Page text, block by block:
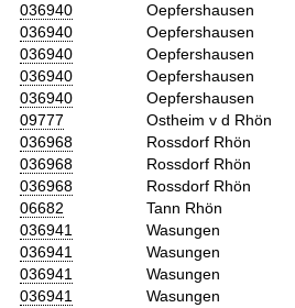
036940
Oepfershausen
036940
Oepfershausen
036940
Oepfershausen
036940
Oepfershausen
036940
Oepfershausen
09777
Ostheim v d Rhön
036968
Rossdorf Rhön
036968
Rossdorf Rhön
036968
Rossdorf Rhön
06682
Tann Rhön
036941
Wasungen
036941
Wasungen
036941
Wasungen
036941
Wasungen